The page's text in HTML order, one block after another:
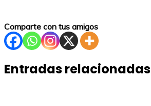
Comparte con tus amigos
Entradas relacionadas